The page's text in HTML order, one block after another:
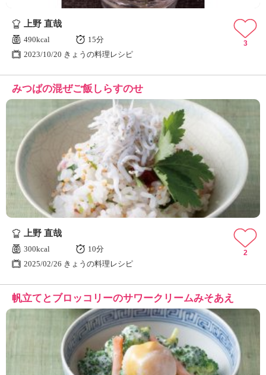
上野 直哉
490kcal
15分
2023/10/20 きょうの料理レシピ
3
みつばの混ぜご飯しらすのせ
上野 直哉
300kcal
10分
2025/02/26 きょうの料理レシピ
2
帆立てとブロッコリーのサワークリームみそあえ